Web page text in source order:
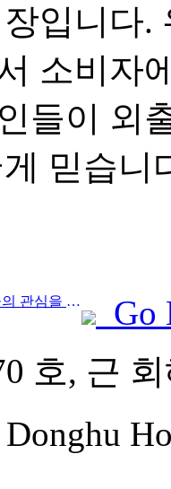
입니다
소비자
들이 외
믿습니
Prev:'차이나 호텔'은 해외 팬들의 관심을 끌고 있으며, 진장 호텔은 해외 손님들로부터 자주 호평을 받고 있습니다.
Go
호, 근